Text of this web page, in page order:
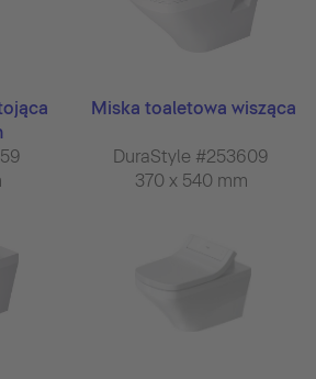
Miska toaletowa wisząca
DuraStyle #253609
370 x 540 mm